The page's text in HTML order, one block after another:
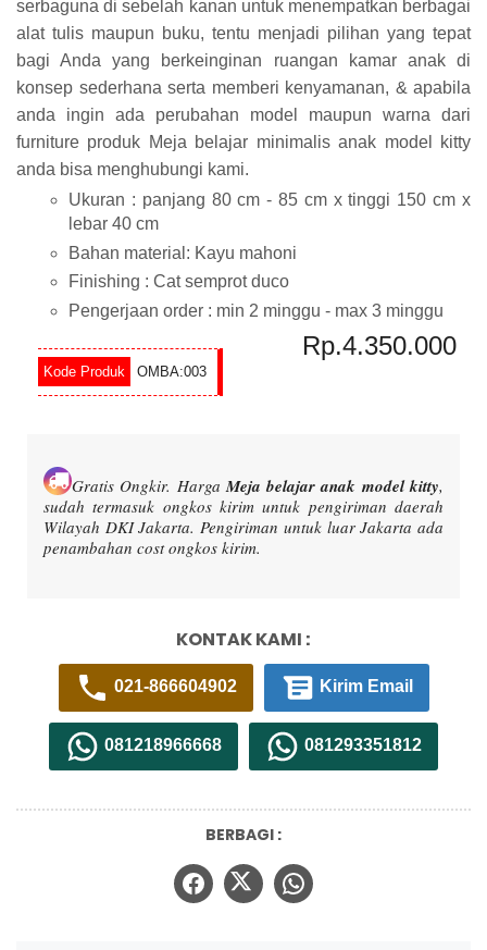
serbaguna di sebelah kanan untuk menempatkan berbagai
alat tulis maupun buku, tentu menjadi pilihan yang tepat
bagi Anda yang berkeinginan ruangan kamar anak di
konsep sederhana serta memberi kenyamanan, & apabila
anda ingin ada perubahan model maupun warna dari
furniture produk Meja belajar minimalis anak model kitty
anda bisa menghubungi kami.
Ukuran : panjang 80 cm - 85 cm x tinggi 150 cm x
lebar 40 cm
Bahan material: Kayu mahoni
Finishing : Cat semprot duco
Pengerjaan order : min 2 minggu - max 3 minggu
OMBA:003
Rp.4.350.000
Gratis Ongkir. Harga Meja belajar anak model kitty,
sudah termasuk ongkos kirim untuk pengiriman daerah
Wilayah DKI Jakarta. Pengiriman untuk luar Jakarta ada
penambahan cost ongkos kirim.
KONTAK KAMI :
021-866604902 Kirim Email
081218966668 081293351812
BERBAGI :